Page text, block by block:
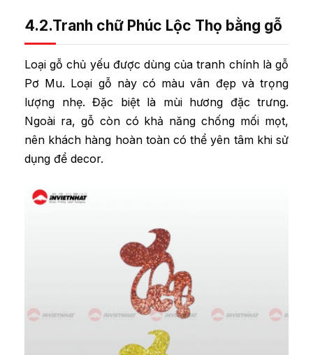
4.2.Tranh chữ Phúc Lộc Thọ bằng gỗ
Loại gỗ chủ yếu được dùng của tranh chính là gỗ
Pơ Mu. Loại gỗ này có màu vân đẹp và trọng
lượng nhẹ. Đặc biệt là mùi hương đặc trưng.
Ngoài ra, gỗ còn có khả năng chống mối mọt,
nên khách hàng hoàn toàn có thể yên tâm khi sử
dụng để decor.